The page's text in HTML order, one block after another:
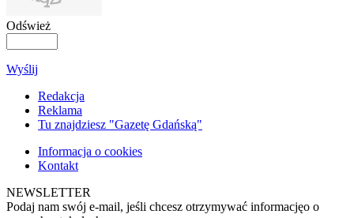
Odśwież
Wyślij
Redakcja
Reklama
Tu znajdziesz "Gazetę Gdańską"
Informacja o cookies
Kontakt
NEWSLETTER
Podaj nam swój e-mail, jeśli chcesz otrzymywać informacjęo o